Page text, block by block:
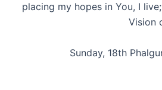
placing my hopes in You, I
Vision
Sunday, 18th